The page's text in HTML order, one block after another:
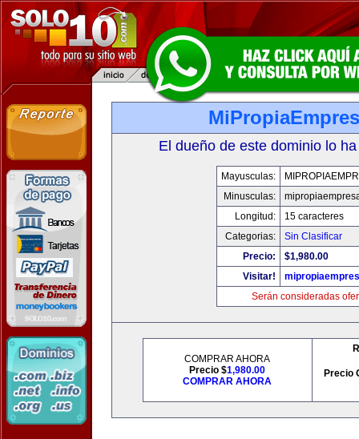
El dueño de este dominio lo
Mayusculas:
Minusculas:
Longitud:
15 caracteres
Categorias:
Sin Clasificar
Precio:
$1,980.00
Visitar!
Serán consideradas
COMPRAR AHORA
Precio $1,980.00
COMPRAR AHORA
Precio